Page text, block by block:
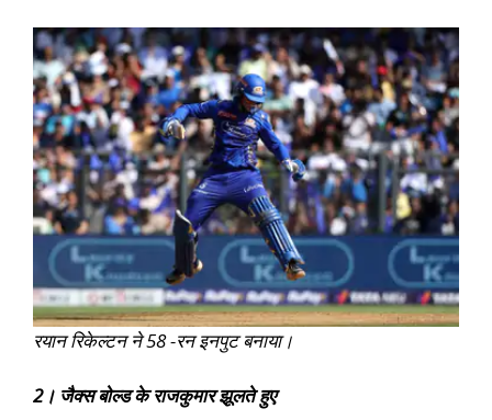
रयान रिकेल्टन ने 58 -रन इनपुट बनाया।
2। जैक्स बोल्ड के राजकुमार झूलते हुए